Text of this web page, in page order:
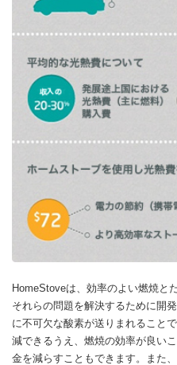
HomeStoveは、効率のよい燃焼と
それらの問題を解決するために開
に不可欠な酸素が送りまれること
減できるうえ、燃焼の効率が良い
金を減らすこともできます。また